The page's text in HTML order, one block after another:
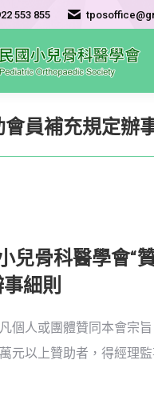
553 855
會員補充規定辦
兒骨科醫學會“
細則
個人或團體贊同本會宗
元以上贊助者，得經理